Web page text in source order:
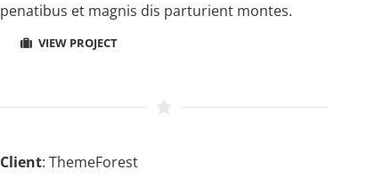
penatibus et magnis dis parturient montes.
VIEW PROJECT
Client: ThemeForest